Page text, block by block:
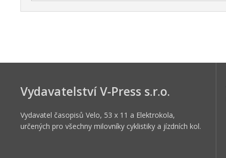
Vydavatelství V-Press s.r.o.
Vydavatel časopisů Velo, 53 x 11 a Elektrokola,
určených pro všechny milovníky cyklistiky a jízdních kol.